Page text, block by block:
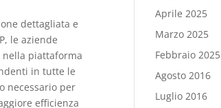
dettagliata e
le aziende
nella piattaforma
in tutte le
necessario per
efficienza
Aprile 2025
Marzo 2025
Febbraio 2025
Agosto 2016
Luglio 2016